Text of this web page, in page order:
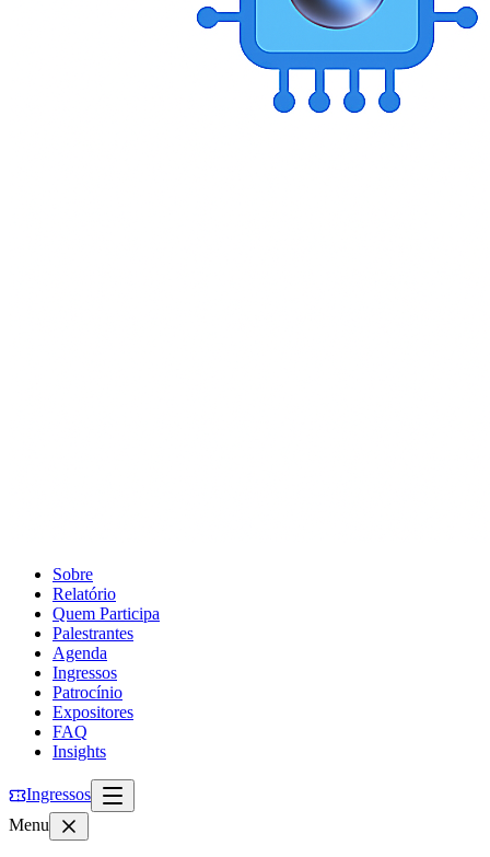
Sobre
Relatório
Quem Participa
Palestrantes
Agenda
Ingressos
Patrocínio
Expositores
FAQ
Insights
Ingressos
Menu